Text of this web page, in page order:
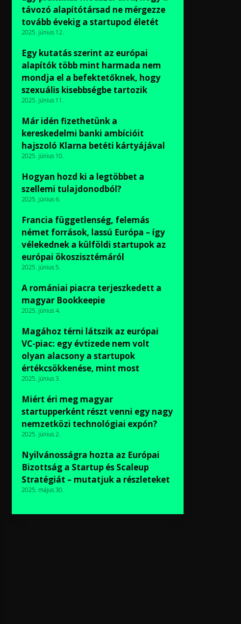
távozó alapítótársad ne mérgezze
tovább évekig a startupod életét
2025. június 12.
Egy kutatás szerint az európai
alapítók több mint harmada nem
mondja el a befektetőknek, hogy
szexuális kisebbségbe tartozik
2025. június 11.
Már idén fizethetünk a
kereskedelmi banki ambícióit
hajszoló Klarna betéti kártyájával
2025. június 10.
Hogyan hozd ki a legtöbbet a
szellemi tulajdonodból?
2025. június 6.
Francia függetlenség, felemás
német források, lassú Európa – így
vélekednek a külföldi startupok az
európai ökoszisztémáról
2025. június 5.
A romániai piacra terjeszkedett a
magyar Bookkeepie
2025. június 4.
Magához térni látszik az európai
VC-piac: egy évtizede nem volt
olyan alacsony a startupok
értékcsökkenése, mint most
2025. június 3.
Miért éri meg magyar
startupperként részt venni egy nagy
nemzetközi technológiai expón?
2025. június 2.
Nyilvánosságra hozta az Európai
Bizottság a Startup és Scaleup
Stratégiát – mutatjuk a részleteket
2025. május 30.